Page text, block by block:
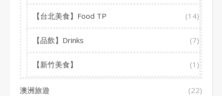
【台北美食】Food TP (14)
【品飲】Drinks (7)
【新竹美食】 (1)
澳洲旅遊 (22)